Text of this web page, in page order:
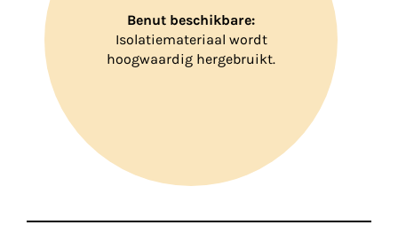
Benut beschikbare:
Isolatiemateriaal wordt
hoogwaardig hergebruikt.